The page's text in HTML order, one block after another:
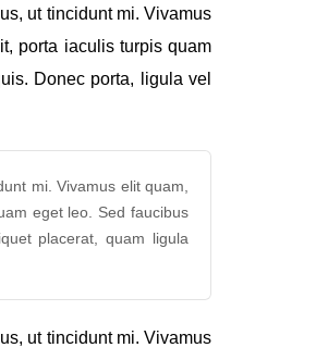
ut tincidunt mi. Vivamus
porta iaculis turpis quam
Donec porta, ligula vel
mi. Vivamus elit quam,
eget leo. Sed faucibus
placerat, quam ligula
ut tincidunt mi. Vivamus